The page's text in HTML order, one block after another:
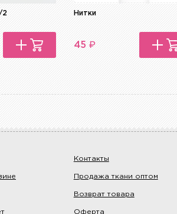
2 Нитки
45 ₽
Контакты
Продажа ткани оптом
Возврат товара
Оферта